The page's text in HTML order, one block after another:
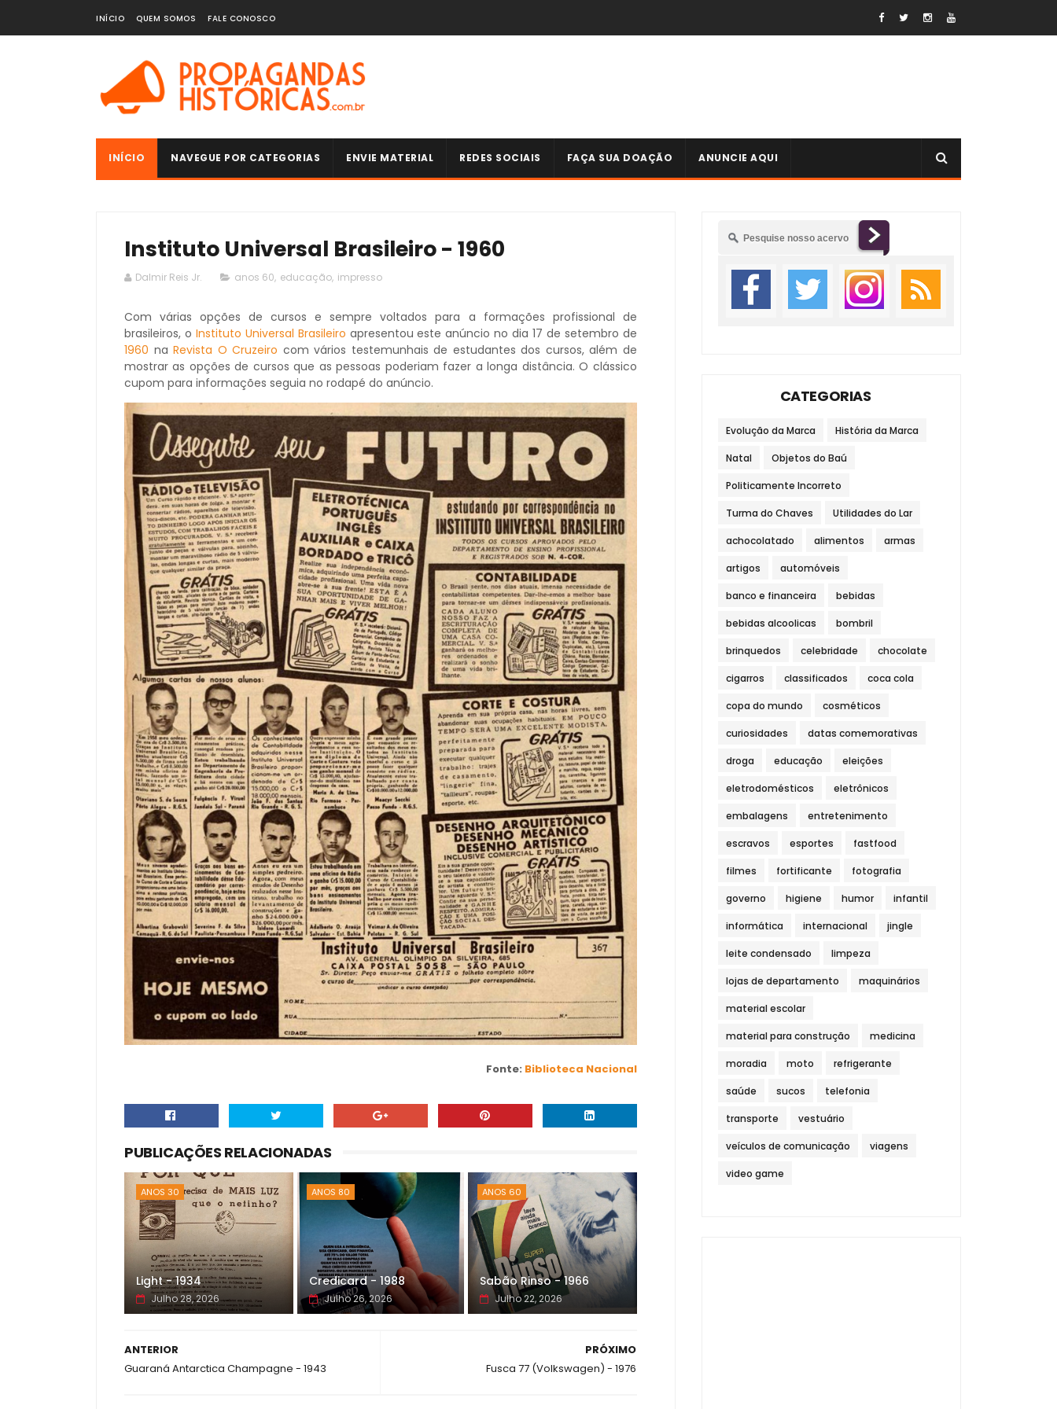
INÍCIO QUEM SOMOS FALE CONOSCO
INÍCIO NAVEGUE POR CATEGORIAS ENVIE MATERIAL REDES SOCIAIS FAÇA SUA DOAÇÃO ANUNCIE AQUI
Instituto Universal Brasileiro - 1960
Dalmir Reis Jr. anos 60, educação, impresso
Com várias opções de cursos e sempre voltados para a formações profissional de
brasileiros, o Instituto Universal Brasileiro apresentou este anúncio no dia 17 de setembro de
1960 naRevista O Cruzeiro com vários testemunhais de estudantes dos cursos, além de
mostrar as opções de cursos que as pessoas poderiam fazer a longa distância. O clássico
cupom para informações seguia no rodapé do anúncio.
Fonte: Biblioteca Nacional
PUBLICAÇÕES RELACIONADAS
ANOS 30
Light - 1934
Julho 28, 2026
ANOS 80
Credicard - 1988
Julho 26, 2026
ANOS 60
Sabão Rinso - 1966
Julho 22, 2026
PRÓXIMO
Fusca 77 (Volkswagen) - 1976
ANTERIOR
Guaraná Antarctica Champagne - 1943
CATEGORIAS
Evolução da Marca História da Marca
Natal Objetos do Baú
Politicamente Incorreto
Turma do Chaves Utilidades do Lar
achocolatado alimentos armas
artigos automóveis
banco e financeira bebidas
bebidas alcoolicas bombril
brinquedos celebridade chocolate
cigarros classificados coca cola
copa do mundo cosméticos
curiosidades datas comemorativas
droga educação eleições
eletrodomésticos eletrônicos
embalagens entretenimento
escravos esportes fastfood
filmes fortificante fotografia
governo higiene humor infantil
informática internacional jingle
leite condensado limpeza
lojas de departamento maquinários
material escolar
material para construção medicina
moradia moto refrigerante
saúde sucos telefonia
transporte vestuário
veículos de comunicação viagens
video game